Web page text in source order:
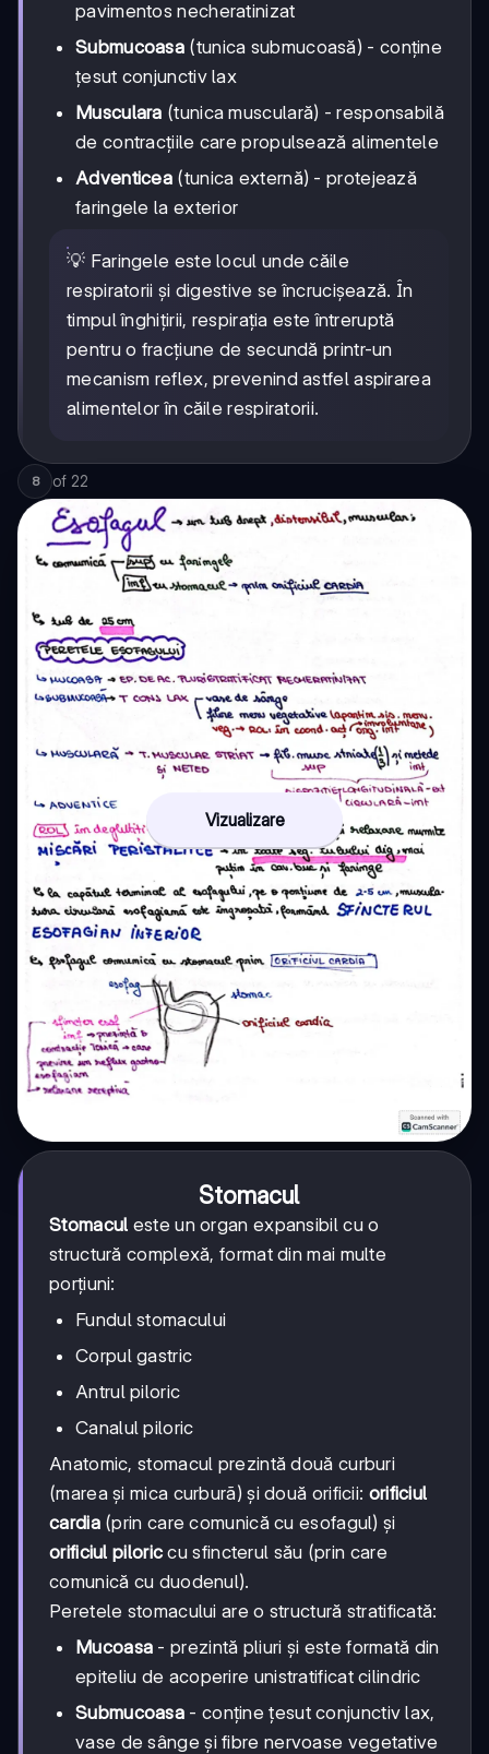
pavimentos necheratinizat
Submucoasa (tunica submucoasă) - conține
țesut conjunctiv lax
Musculara (tunica musculară) - responsabilă
de contracțiile care propulsează alimentele
Adventicea (tunica externă) - protejează
faringele la exterior
💡 Faringele este locul unde căile
respiratorii și digestive se încrucișează. În
timpul înghițirii, respirația este întreruptă
pentru o fracțiune de secundă printr-un
mecanism reflex, prevenind astfel aspirarea
alimentelor în căile respiratorii.
8 of 22
Vizualizare
Stomacul
Stomacul este un organ expansibil cu o
structură complexă, format din mai multe
porțiuni:
Fundul stomacului
Corpul gastric
Antrul piloric
Canalul piloric
Anatomic, stomacul prezintă două curburi
(marea și mica curburã) și două orificii: orificiul
cardia(prin care comunică cu esofagul) și
orificiul piloric cu sfincterul său (prin care
comunică cu duodenul).
Peretele stomacului are o structură stratificată:
Mucoasa - prezintă pliuri și este formată din
epiteliu de acoperire unistratificat cilindric
Submucoasa - conține țesut conjunctiv lax,
vase de sânge și fibre nervoase vegetative